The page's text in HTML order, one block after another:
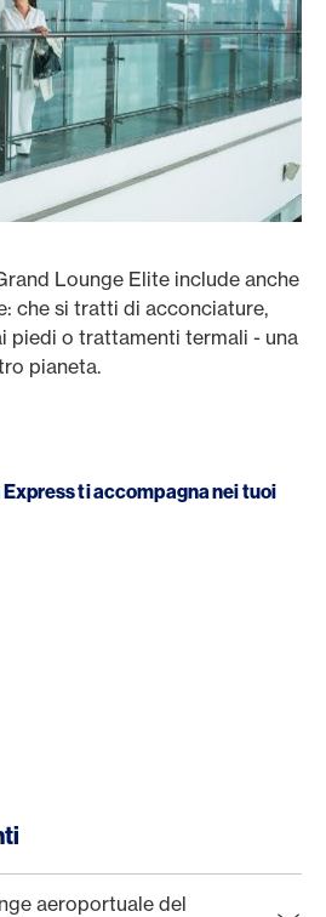
Lounge Elite include anche
che si tratti di acconciature,
piedi o trattamenti termali - una
pianeta.
ti accompagna nei tuoi
aeroportuale del